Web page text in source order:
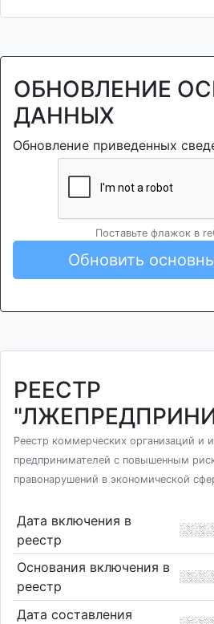
ОБНОВЛЕНИЕ
ДАННЫХ
Обновление приведенных
Поставьте флажок в
Обновить
РЕЕСТР
Реестр коммерческих организаций и
предпринимателей с повышенным
правонарушений в экономической
Дата включения в
реестр
Основания включения в
реестр
Дата составления